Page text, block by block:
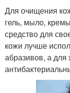
Для очищения
гель, мыло,
средство для
кожи лучше
абразивов, а для